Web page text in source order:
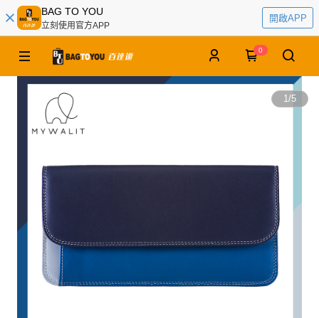
BAG TO YOU
立刻使用官方APP
開啟APP
0
1/5